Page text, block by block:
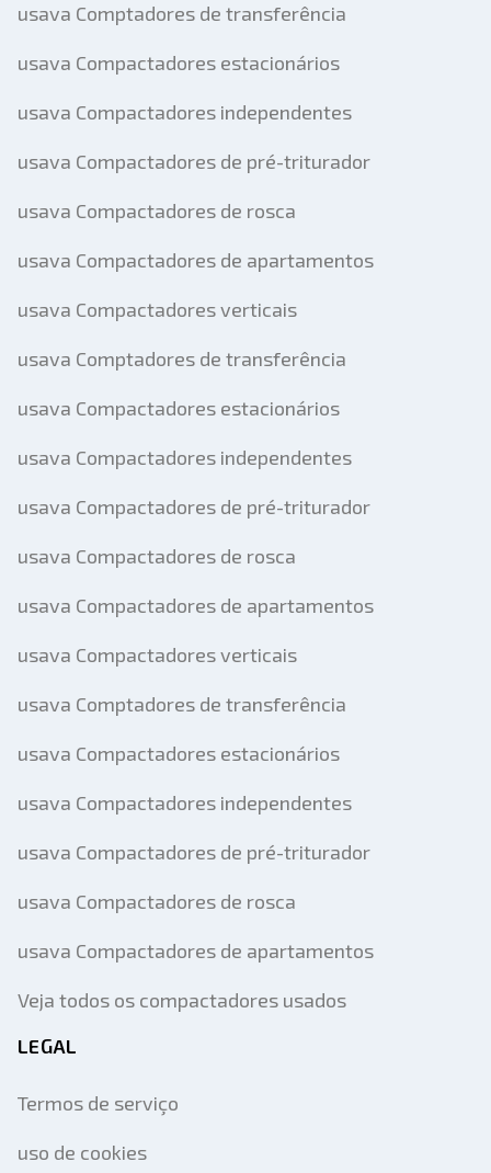
usava Comptadores de transferência
usava Compactadores estacionários
usava Compactadores independentes
usava Compactadores de pré-triturador
usava Compactadores de rosca
usava Compactadores de apartamentos
usava Compactadores verticais
usava Comptadores de transferência
usava Compactadores estacionários
usava Compactadores independentes
usava Compactadores de pré-triturador
usava Compactadores de rosca
usava Compactadores de apartamentos
usava Compactadores verticais
usava Comptadores de transferência
usava Compactadores estacionários
usava Compactadores independentes
usava Compactadores de pré-triturador
usava Compactadores de rosca
usava Compactadores de apartamentos
Veja todos os compactadores usados
LEGAL
Termos de serviço
uso de cookies